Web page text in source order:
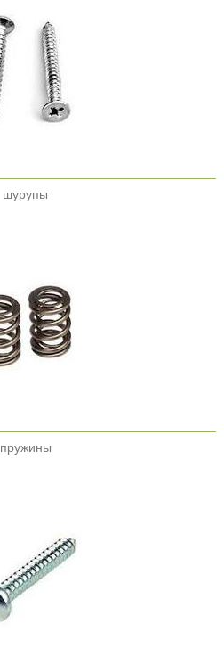
шурупы
пружины